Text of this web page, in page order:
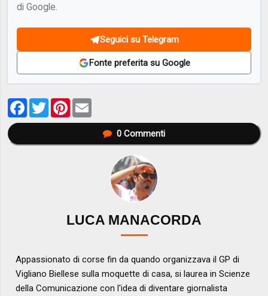
di Google.
Seguici su Telegram
Fonte preferita su Google
Facebook
TwitterPinterest
0Commenti
LUCA MANACORDA
Appassionato di corse fin da quando organizzava il GP di
Vigliano Biellese sulla moquette di casa, si laurea in Scienze
della Comunicazione con l'idea di diventare giornalista